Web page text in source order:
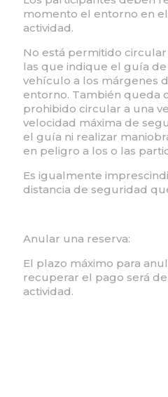
momento el entorno en
actividad.
No está permitido
las que indique el guía
vehículo a los márgenes
entorno. También queda
prohibido circular a una
velocidad máxima de
el guía ni realizar
en peligro a los o las
Es igualmente
distancia de seguridad
Anular una reserva:
El plazo máximo para
recuperar el pago será
actividad.